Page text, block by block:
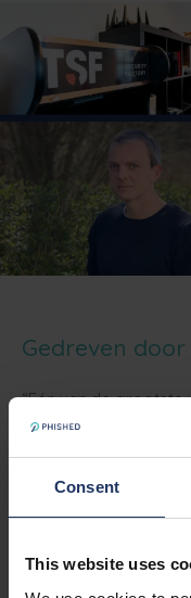
Consent
This website uses
Gedreven
“Eén van de
is datPhished echt
grote klant aan de
twintig keer meer zou